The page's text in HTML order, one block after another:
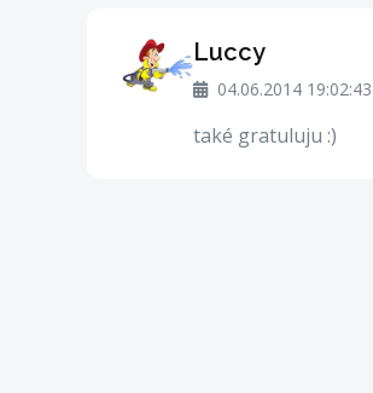
Luccy
04.06.2014 19:02:43
také gratuluju :)